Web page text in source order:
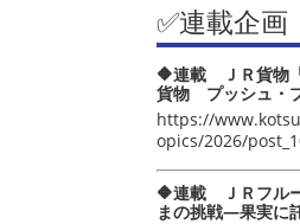
✅連載企画
🔶連載 ＪＲ貨物
貨物 プッシュ・
https://
opics/2026/
🔶連載 ＪＲフル
まの挑戦―果実に